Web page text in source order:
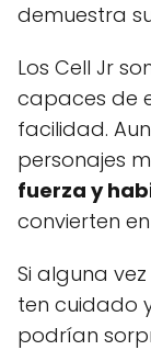
demuestra
Los Cell Jr
capaces de
facilidad.
personajes
fuerza y
convierten
Si alguna
ten cuidado
podrían